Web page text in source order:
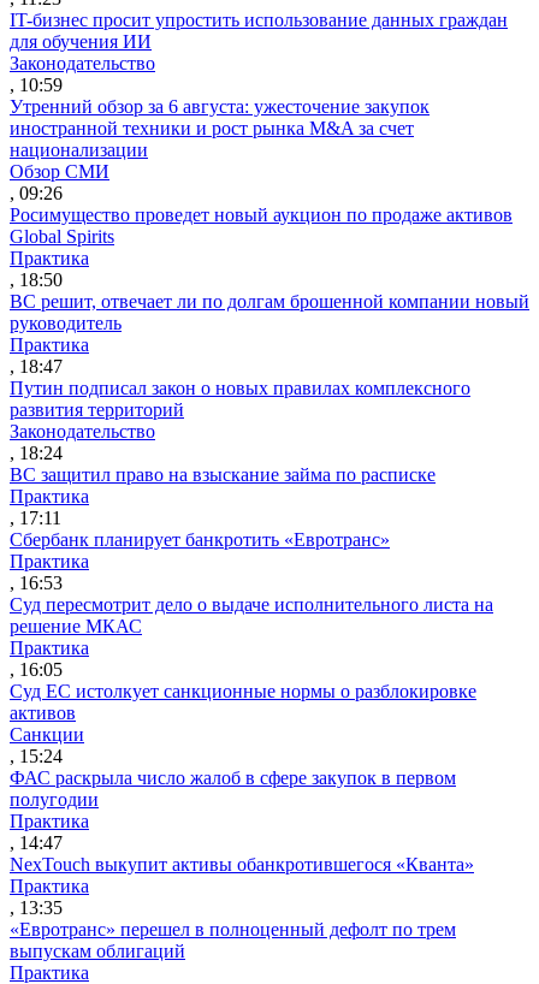
IT-бизнес просит упростить использование данных граждан
для обучения ИИ
Законодательство
, 10:59
Утренний обзор за 6 августа: ужесточение закупок
иностранной техники и рост рынка M&A за счет
национализации
Обзор СМИ
, 09:26
Росимущество проведет новый аукцион по продаже активов
Global Spirits
Практика
, 18:50
ВС решит, отвечает ли по долгам брошенной компании новый
руководитель
Практика
, 18:47
Путин подписал закон о новых правилах комплексного
развития территорий
Законодательство
, 18:24
ВС защитил право на взыскание займа по расписке
Практика
, 17:11
Сбербанк планирует банкротить «Евротранс»
Практика
, 16:53
Суд пересмотрит дело о выдаче исполнительного листа на
решение МКАС
Практика
, 16:05
Суд ЕС истолкует санкционные нормы о разблокировке
активов
Санкции
, 15:24
ФАС раскрыла число жалоб в сфере закупок в первом
полугодии
Практика
, 14:47
NexTouch выкупит активы обанкротившегося «Кванта»
Практика
, 13:35
«Евротранс» перешел в полноценный дефолт по трем
выпускам облигаций
Практика